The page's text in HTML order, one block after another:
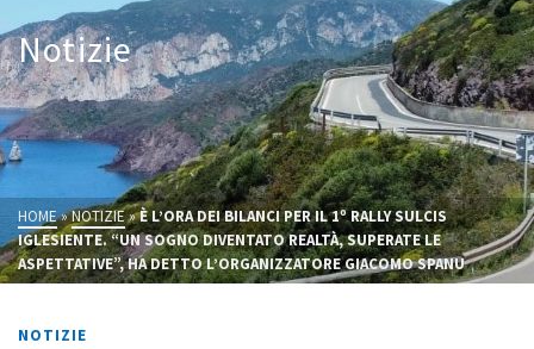
Notizie
HOME»NOTIZIE»È L’ORA DEI BILANCI PER IL 1º RALLY SULCIS
IGLESIENTE. “UN SOGNO DIVENTATO REALTÀ, SUPERATE LE
ASPETTATIVE”, HA DETTO L’ORGANIZZATORE GIACOMO SPANU
NOTIZIE